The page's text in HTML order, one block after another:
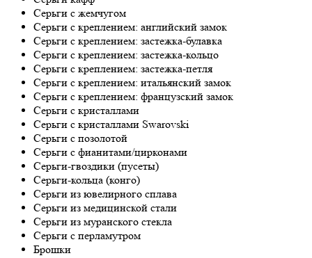
Серьги с жемчугом
Серьги с креплением: английский замок
Серьги с креплением: застежка-булавка
Серьги с креплением: застежка-кольцо
Серьги с креплением: застежка-петля
Серьги с креплением: итальянский замок
Серьги с креплением: французский замок
Серьги с кристаллами
Серьги с кристаллами Swarovski
Серьги с позолотой
Серьги с фианитами/цирконами
Серьги-гвоздики (пусеты)
Серьги-кольца (конго)
Серьги из ювелирного сплава
Серьги из медицинской стали
Серьги из муранского стекла
Серьги с перламутром
Брошки